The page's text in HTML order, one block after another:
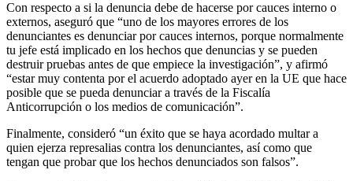
Con respecto a si la denuncia debe de hacerse por cauces interno o
externos, aseguró que “uno de los mayores errores de los
denunciantes es denunciar por cauces internos, porque normalmente
tu jefe está implicado en los hechos que denuncias y se pueden
destruir pruebas antes de que empiece la investigación”, y afirmó
“estar muy contenta por el acuerdo adoptado ayer en la UE que hace
posible que se pueda denunciar a través de la Fiscalía
Anticorrupción o los medios de comunicación”.
Finalmente, consideró “un éxito que se haya acordado multar a
quien ejerza represalias contra los denunciantes, así como que
tengan que probar que los hechos denunciados son falsos”.